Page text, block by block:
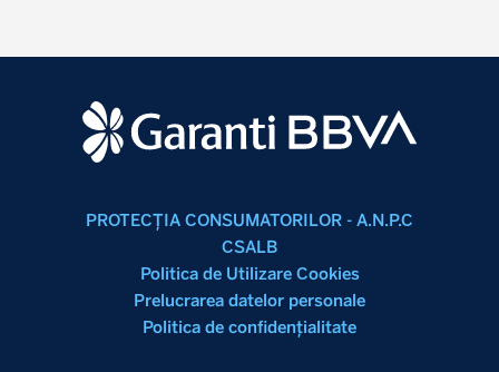
PROTECŢIA CONSUMATORILOR - A.N.P.C
CSALB
Politica de Utilizare Cookies
Prelucrarea datelor personale
Politica de confidenţialitate